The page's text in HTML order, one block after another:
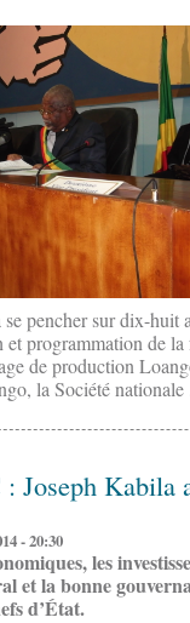
se pencher sur dix-
et programmation de
de production
la Société nationale
Joseph Kabila
- 20:30
les
et la bonne
d’État.